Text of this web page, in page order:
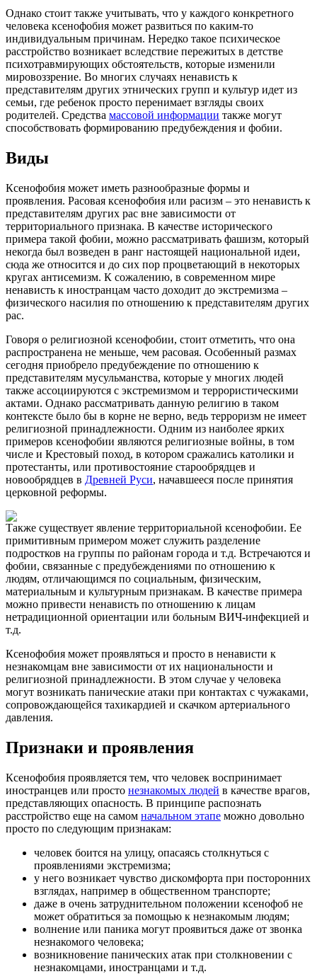
Однако стоит также учитывать, что у каждого конкретного
человека ксенофобия может развиться по каким-то
индивидуальным причинам. Нередко такое психическое
расстройство возникает вследствие пережитых в детстве
психотравмирующих обстоятельств, которые изменили
мировоззрение. Во многих случаях ненависть к
представителям других этнических групп и культур идет из
семьи, где ребенок просто перенимает взгляды своих
родителей. Средства массовой информации также могут
способствовать формированию предубеждения и фобии.
Виды
Ксенофобия может иметь разнообразные формы и
проявления. Расовая ксенофобия или расизм – это ненависть к
представителям других рас вне зависимости от
территориального признака. В качестве исторического
примера такой фобии, можно рассматривать фашизм, который
некогда был возведен в ранг настоящей национальной идеи,
сюда же относится и до сих пор процветающий в некоторых
кругах антисемизм. К сожалению, в современном мире
ненависть к иностранцам часто доходит до экстремизма –
физического насилия по отношению к представителям других
рас.
Говоря о религиозной ксенофобии, стоит отметить, что она
распространена не меньше, чем расовая. Особенный размах
сегодня приобрело предубеждение по отношению к
представителям мусульманства, которые у многих людей
также ассоциируются с экстремизмом и террористическими
актами. Однако рассматривать данную религию в таком
контексте было бы в корне не верно, ведь терроризм не имеет
религиозной принадлежности. Одним из наиболее ярких
примеров ксенофобии являются религиозные войны, в том
числе и Крестовый поход, в котором сражались католики и
протестанты, или противостояние старообрядцев и
новообрядцев в Древней Руси, начавшееся после принятия
церковной реформы.
Также существует явление территориальной ксенофобии. Ее
примитивным примером может служить разделение
подростков на группы по районам города и т.д. Встречаются и
фобии, связанные с предубеждениями по отношению к
людям, отличающимся по социальным, физическим,
материальным и культурным признакам. В качестве примера
можно привести ненависть по отношению к лицам
нетрадиционной ориентации или больным ВИЧ-инфекцией и
т.д.
Ксенофобия может проявляться и просто в ненависти к
незнакомцам вне зависимости от их национальности и
религиозной принадлежности. В этом случае у человека
могут возникать панические атаки при контактах с чужаками,
сопровождающейся тахикардией и скачком артериального
давления.
Признаки и проявления
Ксенофобия проявляется тем, что человек воспринимает
иностранцев или просто незнакомых людей в качестве врагов,
представляющих опасность. В принципе распознать
расстройство еще на самом начальном этапе можно довольно
просто по следующим признакам:
человек боится на улицу, опасаясь столкнуться с
проявлениями экстремизма;
у него возникает чувство дискомфорта при посторонних
взглядах, например в общественном транспорте;
даже в очень затруднительном положении ксенофоб не
может обратиться за помощью к незнакомым людям;
волнение или паника могут проявиться даже от звонка
незнакомого человека;
возникновение панических атак при столкновении с
незнакомцами, иностранцами и т.д.